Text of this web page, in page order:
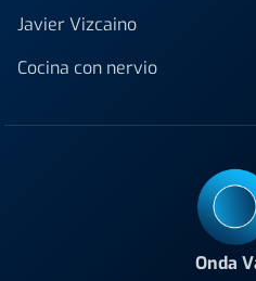
Javier Vizcaino
Cocina con nervio
Onda